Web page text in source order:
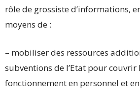
rôle de grossiste d’informations,
moyens de :
– mobiliser des ressources
subventions de l’Etat pour couvrir
fonctionnement en personnel et